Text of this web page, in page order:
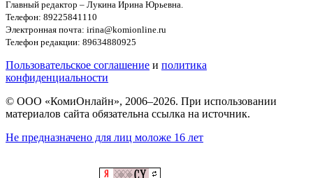
Главный редактор – Лукина Ирина Юрьевна.
Телефон: 89225841110
Электронная почта: irina@komionline.ru
Телефон редакции: 89634880925
Пользовательское соглашение и политика
конфиденциальности
© ООО «КомиОнлайн», 2006–2026. При использовании
материалов сайта обязательна ссылка на источник.
Не предназначено для лиц моложе 16 лет